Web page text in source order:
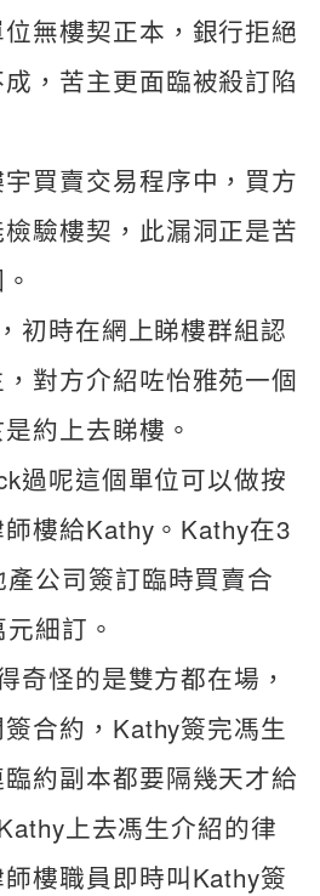
無樓契正本，銀行拒絕
，苦主更面臨被殺訂陷
買賣交易程序中，買方
驗樓契，此漏洞正是苦
初時在網上睇樓群組認
對方介紹咗怡雅苑一個
約上去睇樓。
過呢這個單位可以做按
樓給Kathy。Kathy在3
公司簽訂臨時買賣合
細訂。
奇怪的是雙方都在場，
合約，Kathy簽完馮生
約副本都要隔幾天才給
上去馮生介紹的律
樓職員即時叫Kathy簽